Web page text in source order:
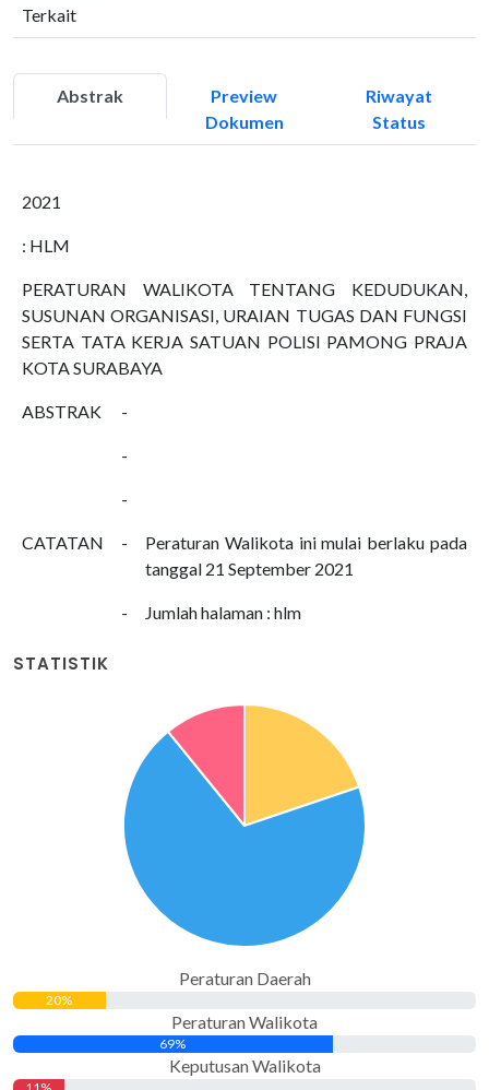
Terkait
Abstrak
Preview
Dokumen
Riwayat
Status
2021
: HLM
PERATURAN WALIKOTA TENTANG KEDUDUKAN,
SUSUNAN ORGANISASI, URAIAN TUGAS DAN FUNGSI
SERTA TATA KERJA SATUAN POLISI PAMONG PRAJA
KOTA SURABAYA
ABSTRAK -
-
-
CATATAN -
Peraturan Walikota ini mulai berlaku pada
tanggal 21 September 2021
- Jumlah halaman : hlm
STATISTIK
Peraturan Daerah
20%
Peraturan Walikota
69%
Keputusan Walikota